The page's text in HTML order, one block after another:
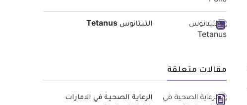
التيتانوس Tetanus
مقالات متعلقة
الرعاية الصحية في الامارات